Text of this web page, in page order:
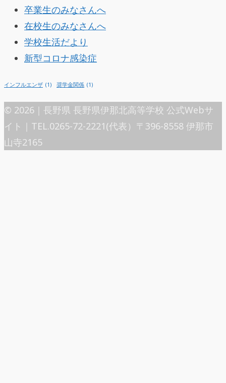
卒業生のみなさんへ
在校生のみなさんへ
学校生活だより
新型コロナ感染症
インフルエンザ (1) 奨学金関係 (1)
© 2026｜長野県 長野県伊那北高等学校 公式Webサ
イト｜TEL.0265-72-2221(代表）〒396-8558 伊那市
山寺2165